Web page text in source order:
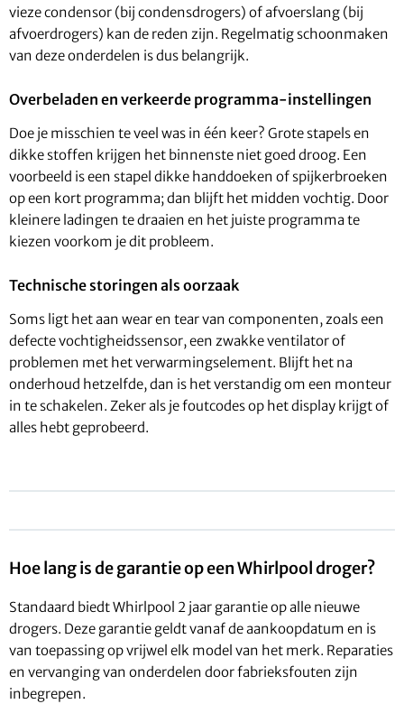
vieze condensor (bij condensdrogers) of afvoerslang (bij
afvoerdrogers) kan de reden zijn. Regelmatig schoonmaken
van deze onderdelen is dus belangrijk.
Overbeladen en verkeerde programma-instellingen
Doe je misschien te veel was in één keer? Grote stapels en
dikke stoffen krijgen het binnenste niet goed droog. Een
voorbeeld is een stapel dikke handdoeken of spijkerbroeken
op een kort programma; dan blijft het midden vochtig. Door
kleinere ladingen te draaien en het juiste programma te
kiezen voorkom je dit probleem.
Technische storingen als oorzaak
Soms ligt het aan wear en tear van componenten, zoals een
defecte vochtigheidssensor, een zwakke ventilator of
problemen met het verwarmingselement. Blijft het na
onderhoud hetzelfde, dan is het verstandig om een monteur
in te schakelen. Zeker als je foutcodes op het display krijgt of
alles hebt geprobeerd.
Hoe lang is de garantie op een Whirlpool droger?
Standaard biedt Whirlpool 2 jaar garantie op alle nieuwe
drogers. Deze garantie geldt vanaf de aankoopdatum en is
van toepassing op vrijwel elk model van het merk. Reparaties
en vervanging van onderdelen door fabrieksfouten zijn
inbegrepen.